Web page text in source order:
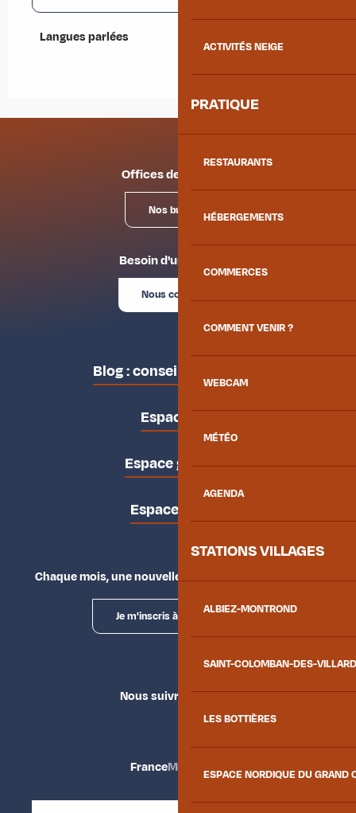
ACTIVITÉS NEIGE
PRATIQUE
RESTAURANTS
HÉBERGEMENTS
COMMERCES
COMMENT VENIR ?
WEBCAM
MÉTÉO
AGENDA
STATIONS VILLAGES
ALBIEZ-MONTROND
SAINT-COLOMBAN-DES-
LES BOTTIÈRES
ESPACE NORDIQUE DU GRAND
Langues parlées
Langues parlées
Offices de tourisme
Nos bureaux
Besoin d'un conseil ?
Nous contacter
Blog : conseils des locaux
Espace pro
Espace groupes
Espace presse
Chaque mois, une nouvelle façon d'explorer la vallée.
Je m'inscris à la newsletter
Nous suivre
FranceMaurienne